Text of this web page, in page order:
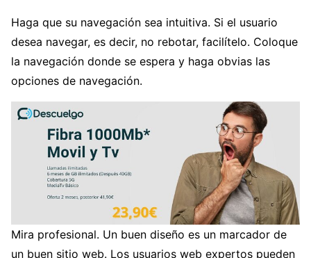
Haga que su navegación sea intuitiva. Si el usuario
desea navegar, es decir, no rebotar, facilítelo. Coloque
la navegación donde se espera y haga obvias las
opciones de navegación.
Mira profesional. Un buen diseño es un marcador de
un buen sitio web. Los usuarios web expertos pueden